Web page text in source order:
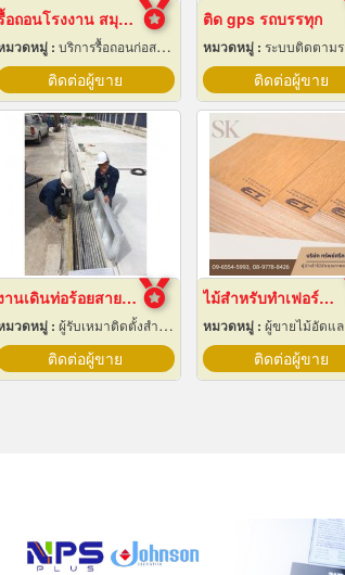
รื้อถอนโรงงาน สมุทรปราการ
มวดหมู่ : บริการรื้อถอนก่อสร้าง
ติดต่อผู้ขาย
ติด gps รถบรรทุก
หมวดหมู่ : ระบบติดตาม
ติดต่อผู้ขาย
งานเดินท่อร้อยสายไฟฟ้า ระยอง
มวดหมู่ : ผู้รับเหมาติดตั้งสำหรับบ้านและโรงงานไฟฟ้า
ติดต่อผู้ขาย
ไม้สำหรับทำเฟอร์นิเจอร์
หมวดหมู่ : ผู้ขายไม้อัดและไม้
ติดต่อผู้ขาย